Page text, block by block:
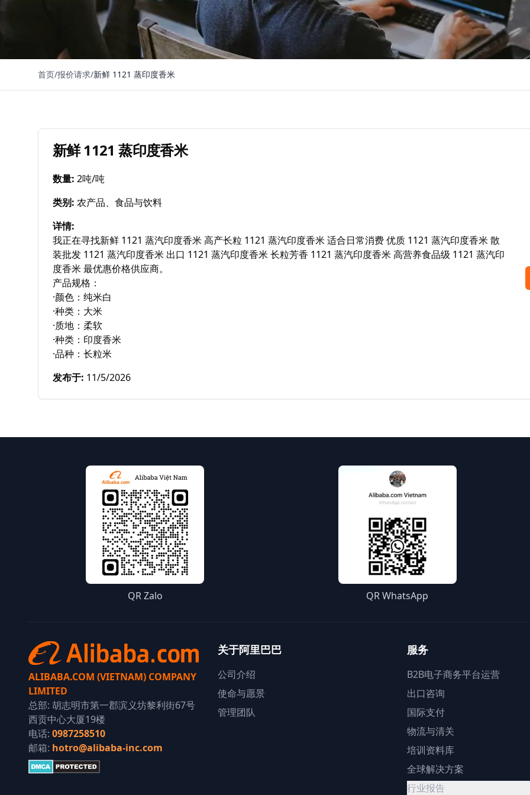
首页/报价请求/新鲜 1121 蒸印度香米
新鲜 1121 蒸印度香米
数量: 2吨/吨
类别: 农产品、食品与饮料
详情:
我正在寻找新鲜 1121 蒸汽印度香米 高产长粒 1121 蒸汽印度香米 适合日常消费 优质 1121 蒸汽印度香米 散
装批发 1121 蒸汽印度香米 出口 1121 蒸汽印度香米 长粒芳香 1121 蒸汽印度香米 高营养食品级 1121 蒸汽印
度香米 最优惠价格供应商。
产品规格：
·颜色：纯米白
·种类：大米
·质地：柔软
·种类：印度香米
·品种：长粒米
发布于: 11/5/2026
QR Zalo QR WhatsApp
ALIBABA.COM (VIETNAM) COMPANY
LIMITED
总部: 胡志明市第一郡滨义坊黎利街67号
西贡中心大厦19楼
电话: 0987258510
邮箱: hotro@alibaba-inc.com
关于阿里巴巴
公司介绍
使命与愿景
管理团队
服务
B2B电子商务平台运营
出口咨询
国际支付
物流与清关
培训资料库
全球解决方案
行业报告